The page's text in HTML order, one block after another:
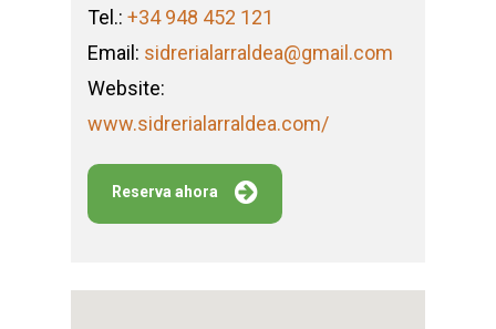
Tel.: +34 948 452 121
Email: sidrerialarraldea@gmail.com
Website:
www.sidrerialarraldea.com/
Reserva ahora